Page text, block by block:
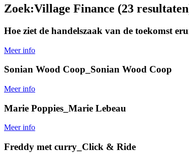
Zoek:Village Finance (23
Hoe ziet de handelszaak van de toekomst
Meer info
Sonian Wood Coop_Sonian Wood Coop
Meer info
Marie Poppies_Marie Lebeau
Meer info
Freddy met curry_Click & Ride